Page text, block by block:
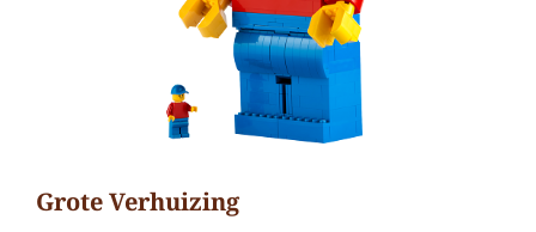
Grote Verhuizing